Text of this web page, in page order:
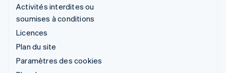
Activités interdites ou
soumises à conditions
Licences
Plan du site
Paramètres des cookies